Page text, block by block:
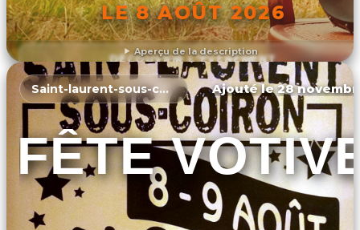
Aperçu de la description
LE 8 AOÛT 2026
DÉCOUVRIR L'ÉVÉNEMENT
Saint-laurent-sous-coiron Ajouté le 28
FÊTE